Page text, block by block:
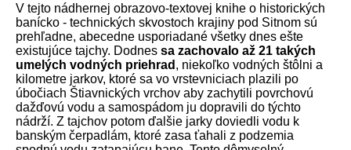
V tejto nádhernej obrazovo-textovej knihe o historických
banícko - technických skvostoch krajiny pod Sitnom sú
prehľadne, abecedne usporiadané všetky dnes ešte
existujúce tajchy. Dodnes sa zachovalo až 21 takých
umelých vodných priehrad , niekoľko vodných štôlni a
kilometre jarkov, ktoré sa vo vrstevniciach plazili po
úbočiach Štiavnických vrchov aby zachytili povrchovú
dažďovú vodu a samospádom ju dopravili do týchto
nádrží. Z tajchov potom ďalšie jarky doviedli vodu k
banským čerpadlám, ktoré zasa ťahali z podzemia